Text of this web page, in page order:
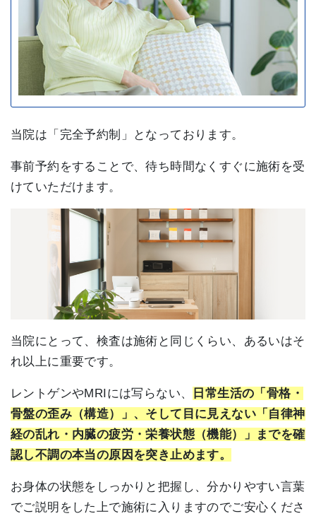
当院は「完全予約制」となっております。
事前予約をすることで、待ち時間なくすぐに施術を受
けていただけます。
当院にとって、検査は施術と同じくらい、あるいはそ
れ以上に重要です。
レントゲンやMRIには写らない、
日常生活の「骨格・
骨盤の歪み（構造）」、そして目に見えない「自律神
経の乱れ・内臓の疲労・栄養状態（機能）」までを確
認し不調の本当の原因を突き止めます。
お身体の状態をしっかりと把握し、分かりやすい言葉
でご説明をした上で施術に入りますのでご安心くださ